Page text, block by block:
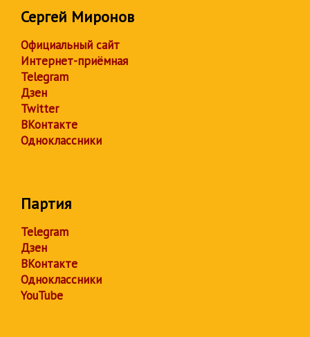
Сергей Миронов
Официальный сайт
Интернет-приёмная
Telegram
Дзен
Twitter
ВКонтакте
Одноклассники
Партия
Telegram
Дзен
ВКонтакте
Одноклассники
YouTube